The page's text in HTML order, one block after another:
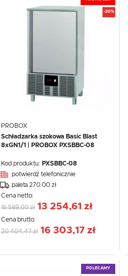
-20%
PROBOX
Schładzarka szokowa Basic Blast
8xGN1/1 | PROBOX PXSBBC-08
Kod produktu: PXSBBC-08
potwierdź telefonicznie
paleta 270.00 zł
Cena netto:
16 589,00 zł 13 254,61 zł
Cena brutto:
20 404,47 zł 16 303,17 zł
POLECAMY
Tego typu pliki cookies
strony poprzez
Analityczne
Analityczne pliki cookies
Cookies analityczne
internetowej, miejsca
pliki cookies gwarantuje
Reklamowe
Dzięki reklamowym
Promocyjne pliki cookies
Twoich upodobań oraz
promocyjne mogą pojawić
oraz innych dostawców
polski